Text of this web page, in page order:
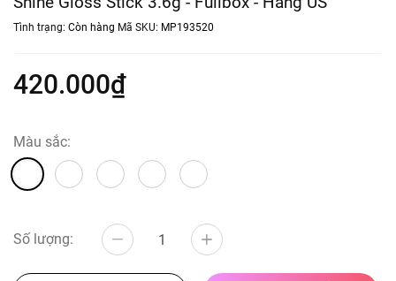
Tình trạng: Còn hàng Mã SKU: MP193520
420.000₫
Màu sắc:
Số lượng: